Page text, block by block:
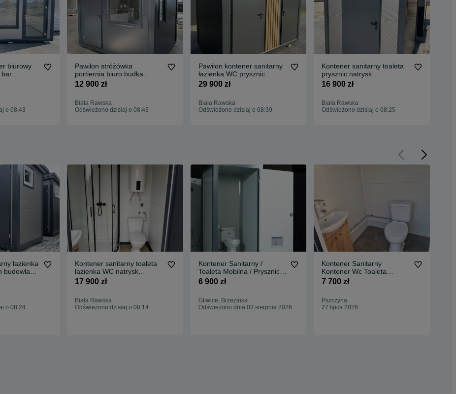
biurowy
bar
o 08:43
Pawilon stróżówka
portiernia biuro budka
wagowa lodziarnia
12 900 zł
Biała Rawska
Odświeżono dzisiaj o 08:43
Pawilon kontener sanitarny
łazienka WC prysznic
natrysk ke
29 900 zł
Biała Rawska
Odświeżono dzisiaj o 08:39
Kontener sanitarny toaleta
prysznic natrysk
CAMPIONG łazienka
16 900 zł
Biała Rawska
Odświeżono dzisiaj o 08:25
łazienka
o 08:24
Kontener sanitarny toaleta
łazienka WC natrysk
pawilon kemping
17 900 zł
Biała Rawska
Odświeżono dzisiaj o 08:14
Kontener Sanitarny /
Toaleta Mobilna / Prysznic –
Gotowy do Podłączenia
6 900 zł
Gliwice, Brzezinka
Odświeżono dnia 03 sierpnia 2026
Kontener Sanitarny
Kontener Wc Toaleta
Umywalka Podgrzewacz
7 700 zł
Pszczyna
27 lipca 2026